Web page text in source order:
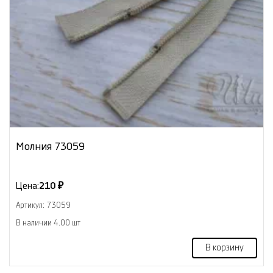
Молния 73059
Цена:210 ₽
Артикул: 73059
В наличии 4.00 шт
В корзину